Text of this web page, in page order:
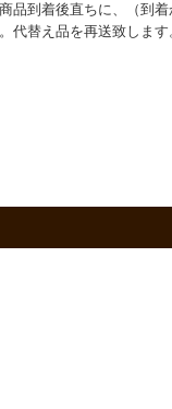
品到着後直ちに、（到
代替え品を再送致します